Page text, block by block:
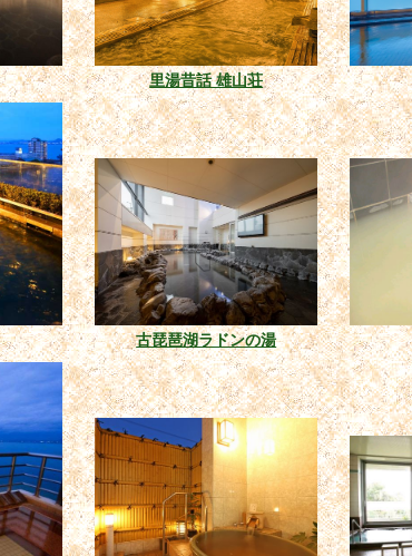
里湯昔話 雄山荘
古琵琶湖ラドンの湯